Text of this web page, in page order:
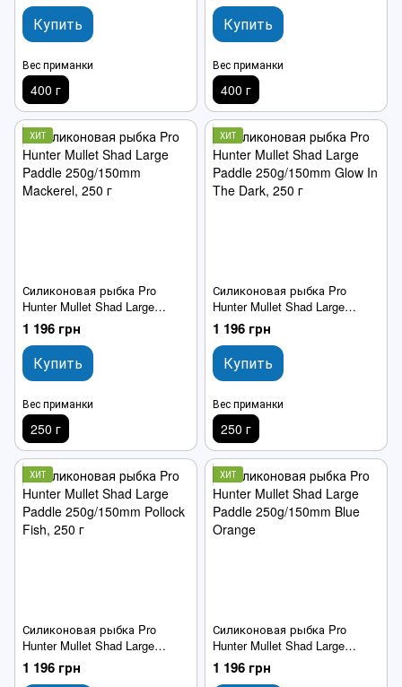
Купить
Вес приманки
400 г
Купить
Вес приманки
400 г
ХИТ
Силиконовая рыбка Pro
Hunter Mullet Shad Large
Paddle 250g/150mm Mackerel
1 196 грн
Купить
Вес приманки
250 г
ХИТ
Силиконовая рыбка Pro
Hunter Mullet Shad Large
Paddle 250g/150mm Glow In
The Dark
1 196 грн
Купить
Вес приманки
250 г
ХИТ
Силиконовая рыбка Pro
Hunter Mullet Shad Large
Paddle 250g/150mm Pollock
Fish
1 196 грн
ХИТ
Силиконовая рыбка Pro
Hunter Mullet Shad Large
Paddle 250g/150mm Blue
Orange
1 196 грн